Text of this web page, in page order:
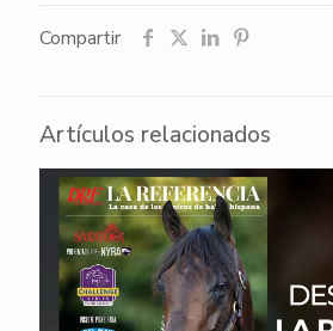
Compartir
Artículos relacionados